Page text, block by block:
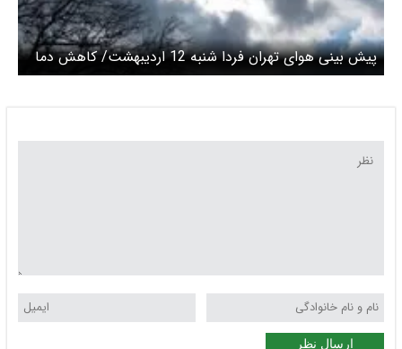
پیش بینی هوای تهران فردا شنبه 12 اردیبهشت/ کاهش دما
از سه شنبه
ارسال نظر